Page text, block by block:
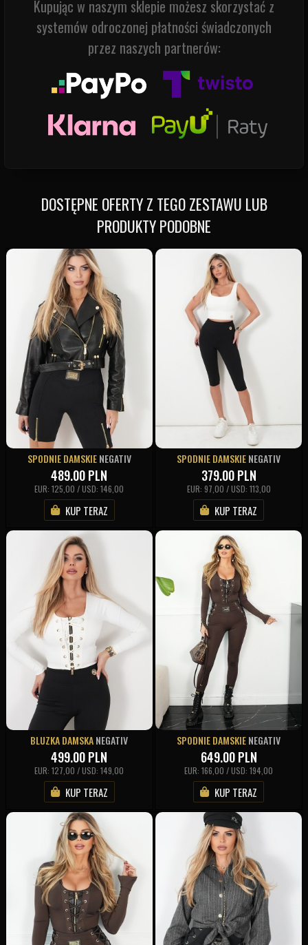
Kupując w naszym sklepie możesz skorzystać z
systemów odroczonej płatności świadczonych
przez naszych partnerów:
DOSTĘPNE OFERTY Z TEGO ZESTAWU LUB
PRODUKTY PODOBNE
SPODNIE DAMSKIENEGATIV
489.00PLN
EUR: 125,00 / USD: 146,00
KUP TERAZ
SPODNIE DAMSKIENEGATIV
379.00PLN
EUR: 97,00 / USD: 113,00
KUP TERAZ
BLUZKA DAMSKANEGATIV
499.00PLN
EUR: 127,00 / USD: 149,00
KUP TERAZ
SPODNIE DAMSKIENEGATIV
649.00PLN
EUR: 166,00 / USD: 194,00
KUP TERAZ